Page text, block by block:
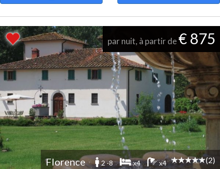
par nuit, à partir de€ 875
Florence 2 -8 x4 x4 (2)